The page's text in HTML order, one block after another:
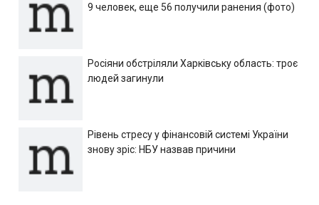
9 человек, еще 56 получили ранения (фото)
Росіяни обстріляли Харківську область: троє
людей загинули
Рівень стресу у фінансовій системі України
знову зріс: НБУ назвав причини